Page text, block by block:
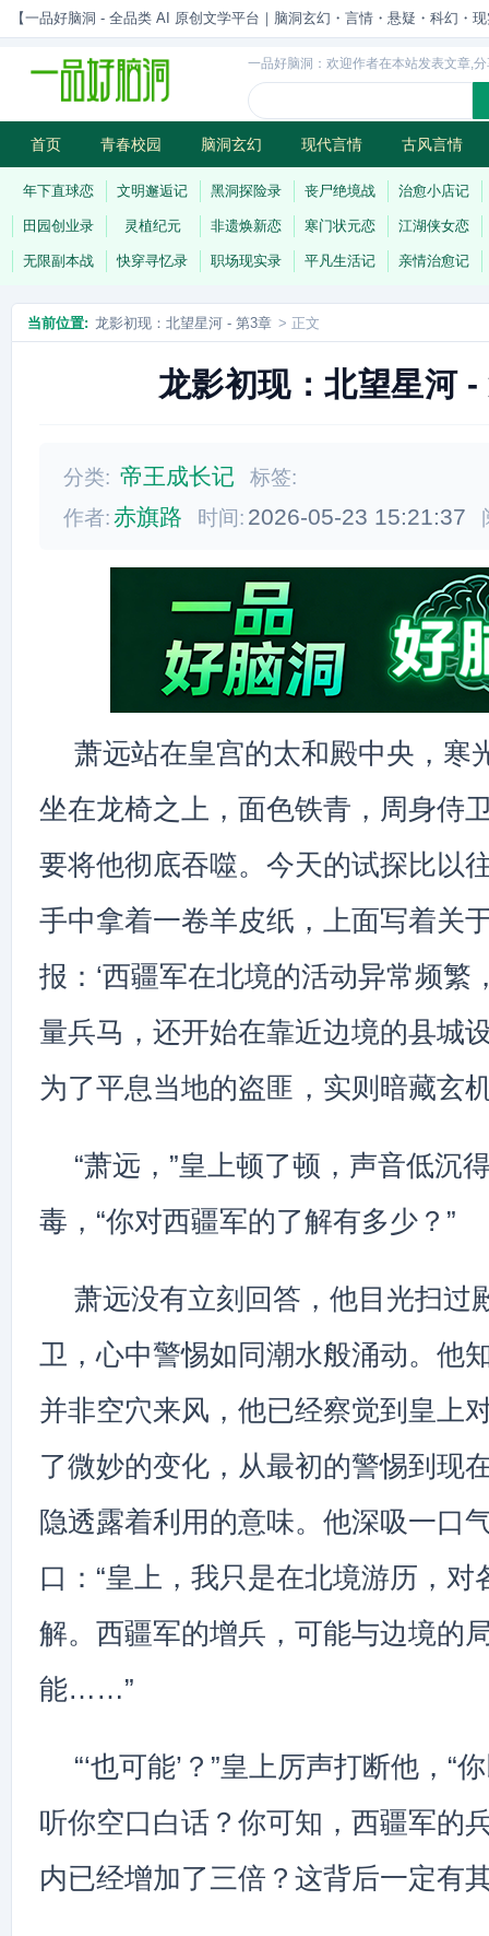
【一品好脑洞 - 全品类 AI 原创文学平台｜脑洞玄幻・言情・悬疑・科幻・
一品好脑洞：欢迎作者在本站发表文章,
首页 青春校园 脑洞玄幻 现代言情 古风言情
历史权谋 武侠江湖 灵异志怪 连载
年下直球恋 文明邂逅记 黑洞探险录 丧尸绝境战 治愈小店记
田园创业录 灵植纪元 非遗焕新恋 寒门状元恋 江湖侠女恋
无限副本战 快穿寻忆录 职场现实录 平凡生活记 亲情治愈记
当前位置: 龙影初现：北望星河 - 第3章 > 正文
龙影初现：北望星河 -
分类: 帝王成长记
标签:
作者:赤旗路 时间: 2026-05-23 15:21:37
萧远站在皇宫的太和殿中央，寒
坐在龙椅之上，面色铁青，周身侍
要将他彻底吞噬。今天的试探比以
手中拿着一卷羊皮纸，上面写着关
报：‘西疆军在北境的活动异常频繁
量兵马，还开始在靠近边境的县城
为了平息当地的盗匪，实则暗藏玄
“萧远，”皇上顿了顿，声音低沉
毒，“你对西疆军的了解有多少？”
萧远没有立刻回答，他目光扫过
卫，心中警惕如同潮水般涌动。他
并非空穴来风，他已经察觉到皇上
了微妙的变化，从最初的警惕到现
隐透露着利用的意味。他深吸一口
口：“皇上，我只是在北境游历，对
解。西疆军的增兵，可能与边境的
能……”
“‘也可能’？”皇上厉声打断他，“
听你空口白话？你可知，西疆军的
内已经增加了三倍？这背后一定有